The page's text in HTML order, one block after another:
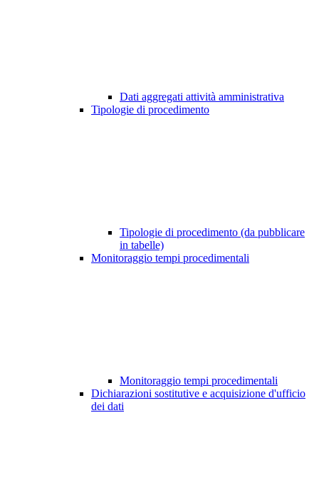
Dati aggregati attività amministrativa
Tipologie di procedimento
Tipologie di procedimento (da pubblicare
in tabelle)
Monitoraggio tempi procedimentali
Monitoraggio tempi procedimentali
Dichiarazioni sostitutive e acquisizione d'ufficio
dei dati